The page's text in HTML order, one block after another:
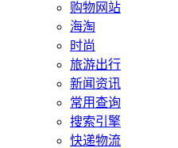
购物网站
海淘
时尚
旅游出行
新闻资讯
常用查询
搜索引擎
快递物流